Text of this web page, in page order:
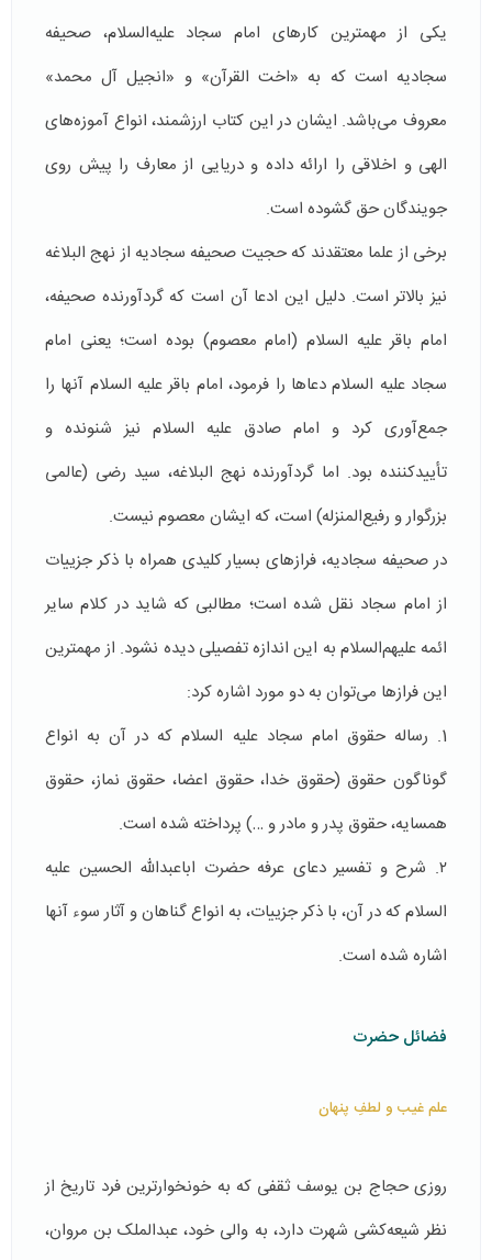
یکی از مهمترین کارهای امام سجاد علیه‌السلام، صحیفه
سجادیه است که به «اخت القرآن» و «انجیل آل محمد»
معروف می‌باشد. ایشان در این کتاب ارزشمند، انواع آموزه‌های
الهی و اخلاقی را ارائه داده و دریایی از معارف را پیش روی
جویندگان حق گشوده‌ است.
برخی از علما معتقدند که حجیت صحیفه سجادیه از نهج البلاغه
نیز بالاتر است. دلیل این ادعا آن است که گردآورنده صحیفه،
امام باقر علیه السلام (امام معصوم) بوده است؛ یعنی امام
سجاد علیه السلام دعاها را فرمود، امام باقر علیه السلام آنها را
جمع‌آوری کرد و امام صادق علیه السلام نیز شنونده و
تأییدکننده بود. اما گردآورنده نهج البلاغه، سید رضی (عالمی
بزرگوار و رفیع‌المنزله) است، که ایشان معصوم نیست.
در صحیفه سجادیه، فرازهای بسیار کلیدی همراه با ذکر جزییات
از امام سجاد نقل شده است؛ مطالبی که شاید در کلام سایر
ائمه علیهم‌السلام به این اندازه تفصیلی دیده نشود. از مهمترین
این فرازها می‌توان به دو مورد اشاره کرد:
1. رساله حقوق امام سجاد علیه السلام که در آن به انواع
گوناگون حقوق (حقوق خدا، حقوق اعضا، حقوق نماز، حقوق
همسایه، حقوق پدر و مادر و …) پرداخته شده است.
۲. شرح و تفسیر دعای عرفه حضرت اباعبدالله الحسین علیه
السلام که در آن، با ذکر جزییات، به انواع گناهان و آثار سوء آنها
اشاره شده است.
فضائل حضرت
علم غیب و لطفِ پنهان
روزی حجاج بن یوسف ثقفی که به خونخوارترین فرد تاریخ از
نظر شیعه‌کشی شهرت دارد، به والی خود، عبدالملک بن مروان،